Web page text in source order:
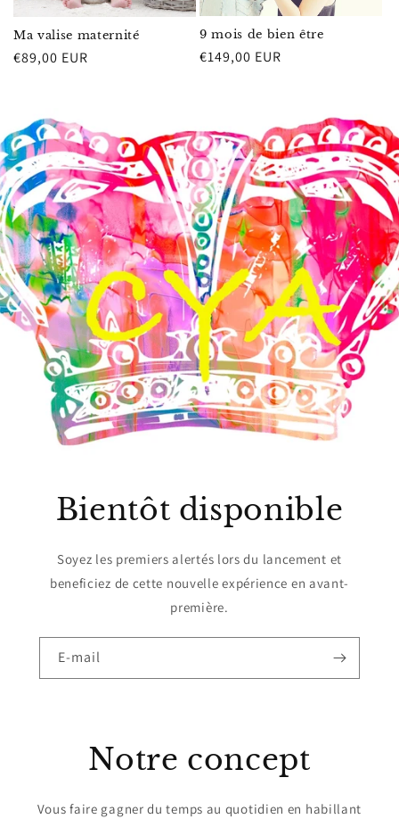
Ma valise maternité
Prix
€89,00 EUR
9 mois de bien être
Prix
€149,00 EUR
Bientôt disponible
Soyez les premiers alertés lors du lancement et
beneficiez de cette nouvelle expérience en avant-
première.
E-mail
Notre concept
Vous faire gagner du temps au quotidien en habillant